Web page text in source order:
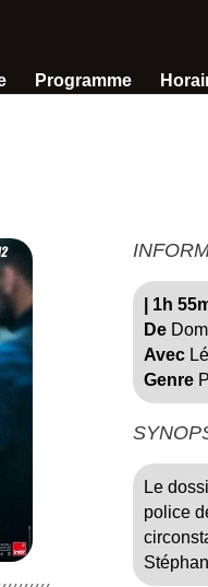
Programme
1h
De
Avec
Genre
Le
police